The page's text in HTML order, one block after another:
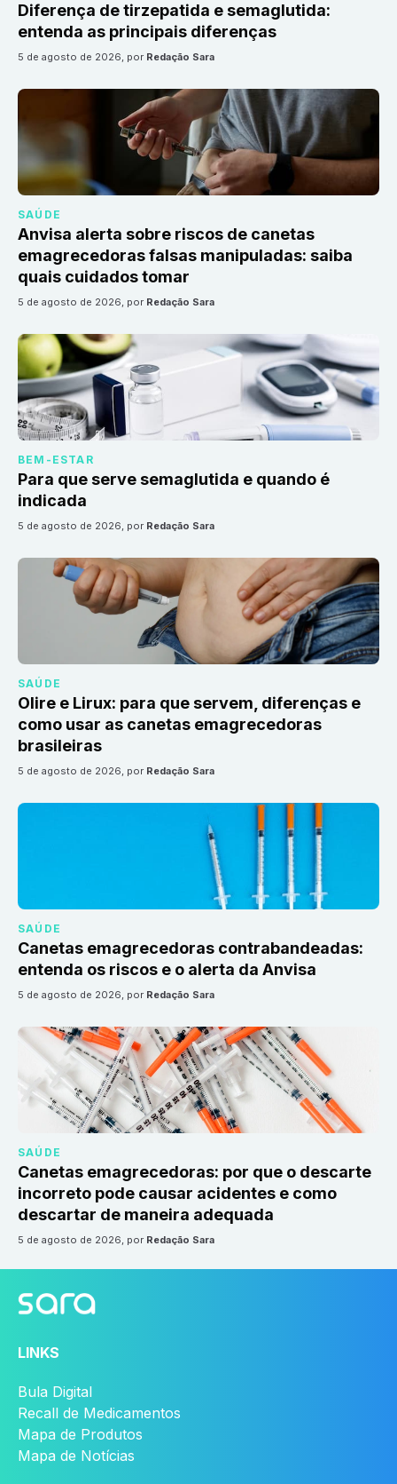
Diferença de tirzepatida e semaglutida:
entenda as principais diferenças
5 de agosto de 2026, por Redação Sara
SAÚDE
Anvisa alerta sobre riscos de canetas
emagrecedoras falsas manipuladas: saiba
quais cuidados tomar
5 de agosto de 2026, por Redação Sara
BEM-ESTAR
Para que serve semaglutida e quando é
indicada
5 de agosto de 2026, por Redação Sara
SAÚDE
Olire e Lirux: para que servem, diferenças e
como usar as canetas emagrecedoras
brasileiras
5 de agosto de 2026, por Redação Sara
SAÚDE
Canetas emagrecedoras contrabandeadas:
entenda os riscos e o alerta da Anvisa
5 de agosto de 2026, por Redação Sara
SAÚDE
Canetas emagrecedoras: por que o descarte
incorreto pode causar acidentes e como
descartar de maneira adequada
5 de agosto de 2026, por Redação Sara
LINKS
Bula Digital
Recall de Medicamentos
Mapa de Produtos
Mapa de Notícias